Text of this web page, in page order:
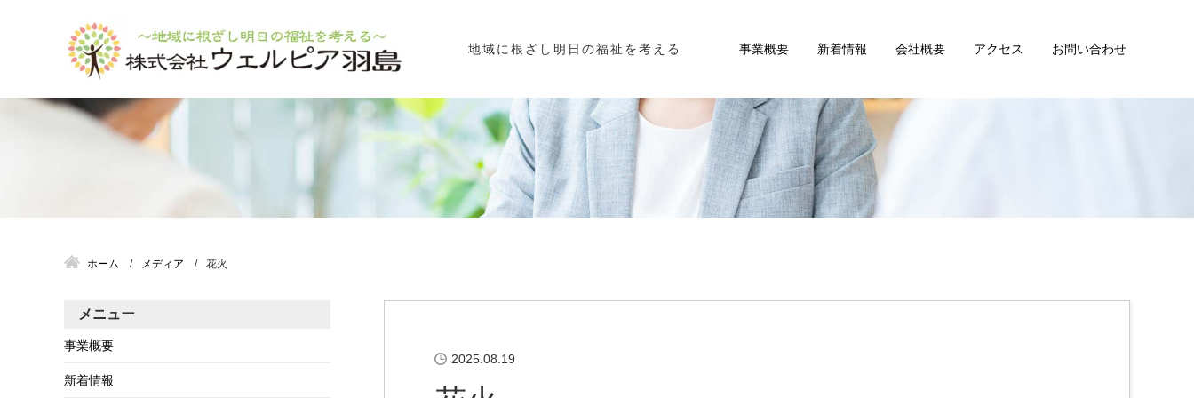
地域に根ざし明日の福祉を考える 事業概要 新着情報 会社概要 アクセス お問い合わせ
ホーム メディア 花火
2025.08.19
メニュー
事業概要
新着情報